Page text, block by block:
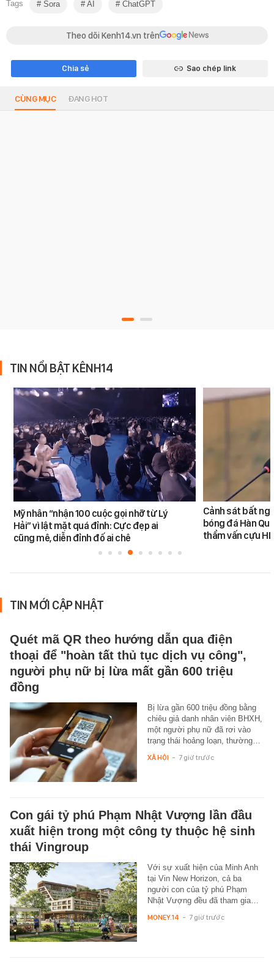
Tags Sora AI ChatGPT
Theo dõi Kenh14.vn trên
Chia sẻ Sao chép link
CÙNG MỤC ĐANG HOT
TIN NỔI BẬT KÊNH14
Mỹ nhân “nhận 100 cuộc gọi nhỡ từ Lý
Hải” vì lật mặt quá đỉnh: Cực đẹp ai
cũng mê, diễn đỉnh đố ai chê
Cảnh sát bất
bóng đá Hàn
thẩm vấn cựu
TIN MỚI CẬP NHẬT
Quét mã QR theo hướng dẫn qua điện
thoại để "hoàn tất thủ tục dịch vụ công",
người phụ nữ bị lừa mất gần 600 triệu
đồng
Bị lừa gần 600 triệu đồng bằng
chiêu giả danh nhân viên BHXH,
một người phụ nữ đã rơi vào
trạng thái hoảng loạn, thường…
XÃ HỘI - 7 giờ trước
Con gái tỷ phú Phạm Nhật Vượng lần đầu
xuất hiện trong một công ty thuộc hệ sinh
thái Vingroup
Với sự xuất hiện của Minh Anh
tại Vin New Horizon, cả ba
người con của tỷ phú Phạm
Nhật Vượng đều đã tham gia…
MONEY.14 - 7 giờ trước